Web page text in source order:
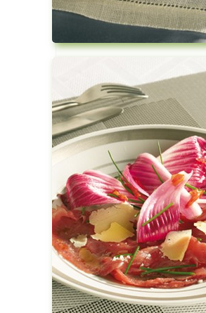
Voir la recette
Voir la recette